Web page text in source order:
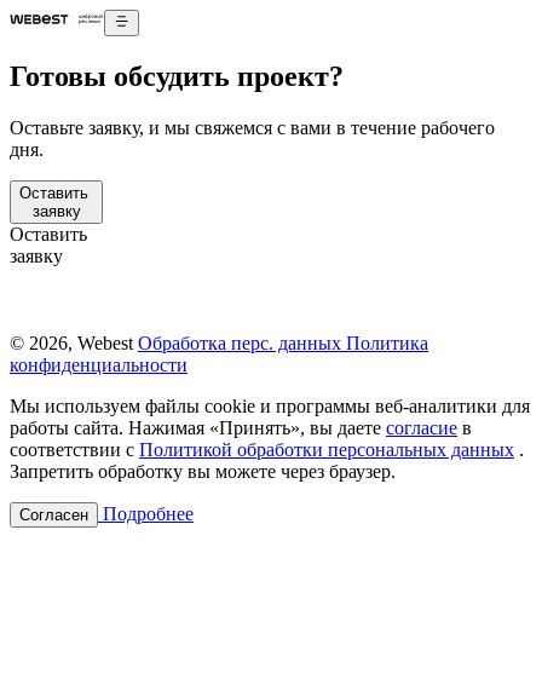
Готовы обсудить проект?
Оставьте заявку, и мы свяжемся с вами в течение рабочего
дня.
Оставить
заявку
Оставить
заявку
© 2026, Webest Обработка перс. данных Политика
конфиденциальности
Мы используем файлы cookie и программы веб-аналитики для
работы сайта. Нажимая «Принять», вы даете согласие в
соответствии с Политикой обработки персональных данных .
Запретить обработку вы можете через браузер.
Согласен Подробнее